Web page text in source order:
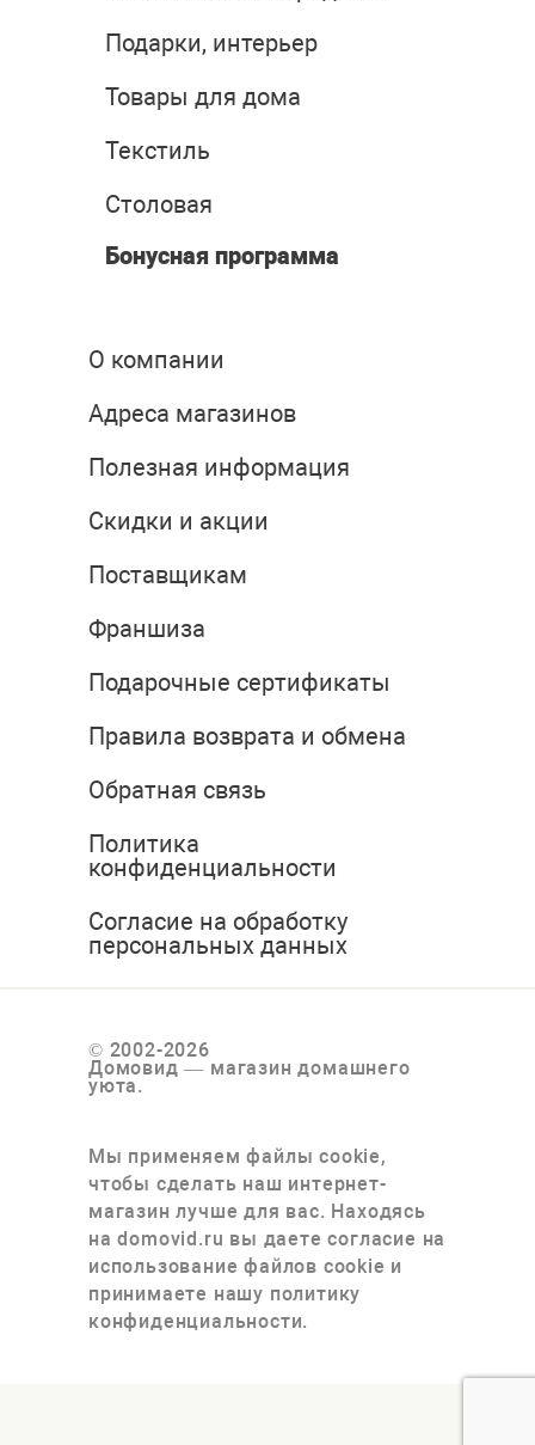
Подарки, интерьер
Товары для дома
Текстиль
Столовая
Бонусная программа
О компании
Адреса магазинов
Полезная информация
Скидки и акции
Поставщикам
Франшиза
Подарочные сертификаты
Правила возврата и обмена
Обратная связь
Политика
конфиденциальности
Согласие на обработку
персональных данных
© 2002-2026
Домовид — магазин домашнего
уюта.
Мы применяем файлы cookie,
чтобы сделать наш интернет-
магазин лучше для вас. Находясь
на domovid.ru вы даете согласие на
использование файлов cookie и
принимаете нашу политику
конфиденциальности.